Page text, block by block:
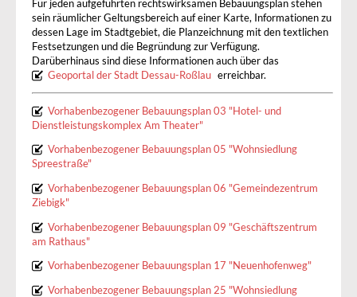
Für jeden aufgeführten rechtswirksamen Bebauungsplan stehen
sein räumlicher Geltungsbereich auf einer Karte, Informationen zu
dessen Lage im Stadtgebiet, die Planzeichnung mit den textlichen
Festsetzungen und die Begründung zur Verfügung.
Darüberhinaus sind diese Informationen auch über das
Geoportal der Stadt Dessau-Roßlau erreichbar.
Vorhabenbezogener Bebauungsplan 03 "Hotel- und
Dienstleistungskomplex Am Theater"
Vorhabenbezogener Bebauungsplan 05 "Wohnsiedlung
Spreestraße"
Vorhabenbezogener Bebauungsplan 06 "Gemeindezentrum
Ziebigk"
Vorhabenbezogener Bebauungsplan 09 "Geschäftszentrum
am Rathaus"
Vorhabenbezogener Bebauungsplan 17 "Neuenhofenweg"
Vorhabenbezogener Bebauungsplan 25 "Wohnsiedlung